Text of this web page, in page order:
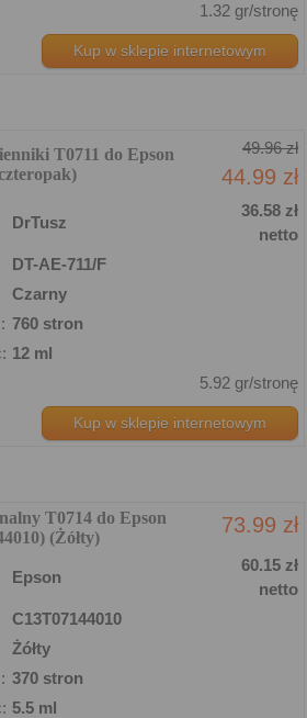
1.32 gr/stronę
Kup w sklepie internetowym
T0711 do Epson
49.96 zł
44.99 zł
DrTusz
36.58 zł
netto
DT-AE-711/F
Czarny
760 stron
12 ml
5.92 gr/stronę
Kup w sklepie internetowym
T0714 do Epson
(Żółty)
73.99 zł
Epson
60.15 zł
netto
C13T07144010
Żółty
370 stron
5.5 ml